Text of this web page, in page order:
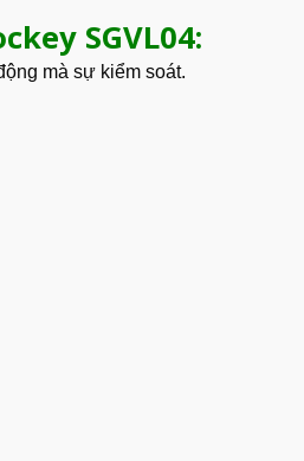
SGVL04:
mà sự kiểm soát.